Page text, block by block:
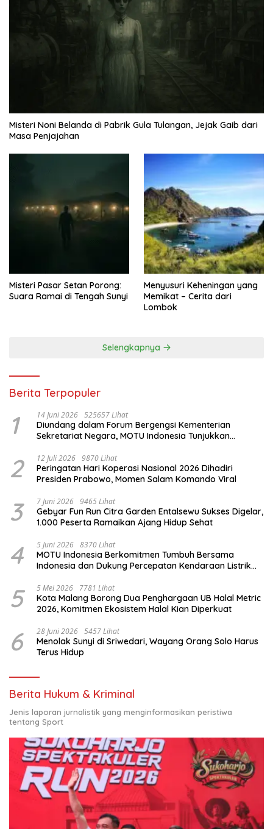
Misteri Noni Belanda di Pabrik Gula Tulangan, Jejak Gaib dari
Masa Penjajahan
Misteri Pasar Setan Porong:
Suara Ramai di Tengah Sunyi
Menyusuri Keheningan yang
Memikat – Cerita dari
Lombok
Selengkapnya
Berita Terpopuler
1 14 Juni 2026 525657 Lihat
Diundang dalam Forum Bergengsi Kementerian
Sekretariat Negara, MOTU Indonesia Tunjukkan
2 12 Juli 2026 9870 Lihat
Peringatan Hari Koperasi Nasional 2026 Dihadiri
Presiden Prabowo, Momen Salam Komando Viral
3 7 Juni 2026 9465 Lihat
Gebyar Fun Run Citra Garden Entalsewu Sukses Digelar,
1.000 Peserta Ramaikan Ajang Hidup Sehat
4 5 Juni 2026 8370 Lihat
MOTU Indonesia Berkomitmen Tumbuh Bersama
Indonesia dan Dukung Percepatan Kendaraan Listrik
5 5 Mei 2026 7781 Lihat
Kota Malang Borong Dua Penghargaan UB Halal Metric
2026, Komitmen Ekosistem Halal Kian Diperkuat
6 28 Juni 2026 5457 Lihat
Menolak Sunyi di Sriwedari, Wayang Orang Solo Harus
Terus Hidup
Berita Hukum & Kriminal
Jenis laporan jurnalistik yang menginformasikan peristiwa
tentang Sport